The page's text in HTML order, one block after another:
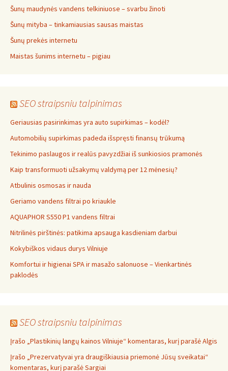
Šunų maudynės vandens telkiniuose – svarbu žinoti
Šunų mityba – tinkamiausias sausas maistas
Šunų prekės internetu
Maistas šunims internetu – pigiau
SEO straipsniu talpinimas
Geriausias pasirinkimas yra auto supirkimas – kodėl?
Automobilių supirkimas padeda išspręsti finansų trūkumą
Tekinimo paslaugos ir realūs pavyzdžiai iš sunkiosios pramonės
Kaip transformuoti užsakymų valdymą per 12 mėnesių?
Atbulinis osmosas ir nauda
Geriamo vandens filtrai po kriaukle
AQUAPHOR S550 P1 vandens filtrai
Nitrilinės pirštinės: patikima apsauga kasdieniam darbui
Kokybiškos vidaus durys Vilniuje
Komfortui ir higienai SPA ir masažo salonuose – Vienkartinės
paklodės
SEO straipsniu talpinimas
Įrašo „Plastikinių langų kainos Vilniuje“ komentaras, kurį parašė Algis
Įrašo „Prezervatyvai yra draugiškiausia priemonė Jūsų sveikatai“
komentaras, kurį parašė Sargiai